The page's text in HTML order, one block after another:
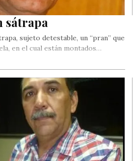
sátrapa
sujeto detestable, un “pran” que
en el cual están montados…